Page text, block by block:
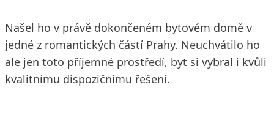
Našel ho v právě dokončeném bytovém domě v
jedné z romantických částí Prahy. Neuchvátilo ho
ale jen toto příjemné prostředí, byt si vybral i kvůli
kvalitnímu dispozičnímu řešení.